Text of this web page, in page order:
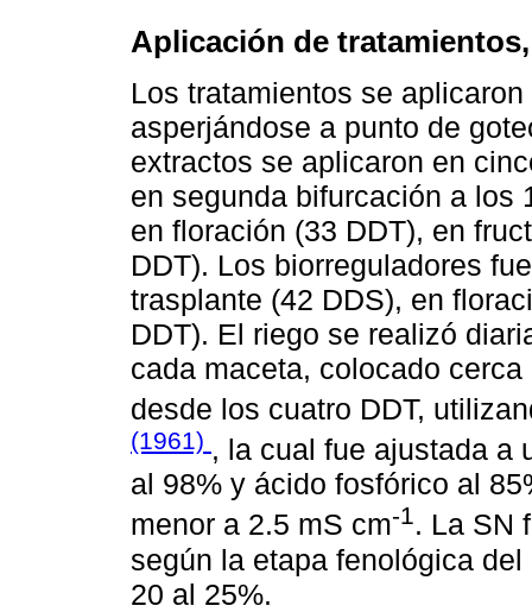
Aplicación de
Los tratamientos se
asperjándose a punto de
extractos se aplicaron en
en segunda bifurcación a los
en floración (33 DDT), en
DDT). Los biorreguladores
trasplante (42 DDS), en
DDT). El riego se realizó
cada maceta, colocado
desde los cuatro DDT,
(1961) , la cual fue ajustada a
al 98% y ácido fosfórico al
menor a 2.5 mS cm-1. La SN
según la etapa fenológica
20 al 25%.